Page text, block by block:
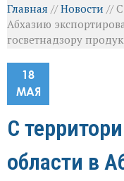
Главная //Новости //
Абхазию
госветнадзору
18
МАЯ
С
области в